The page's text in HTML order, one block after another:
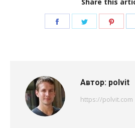
ПоделитьсяПоделиться
Автор: polvit
https://polvit.com